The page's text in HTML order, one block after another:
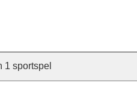
1 sportspel